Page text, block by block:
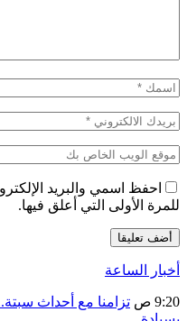
احفظ اسمي والبريد
للمرة الأولى التي أعلق فيها.
أخبار الساعة
9:20 ص
تزامنا مع أحداث